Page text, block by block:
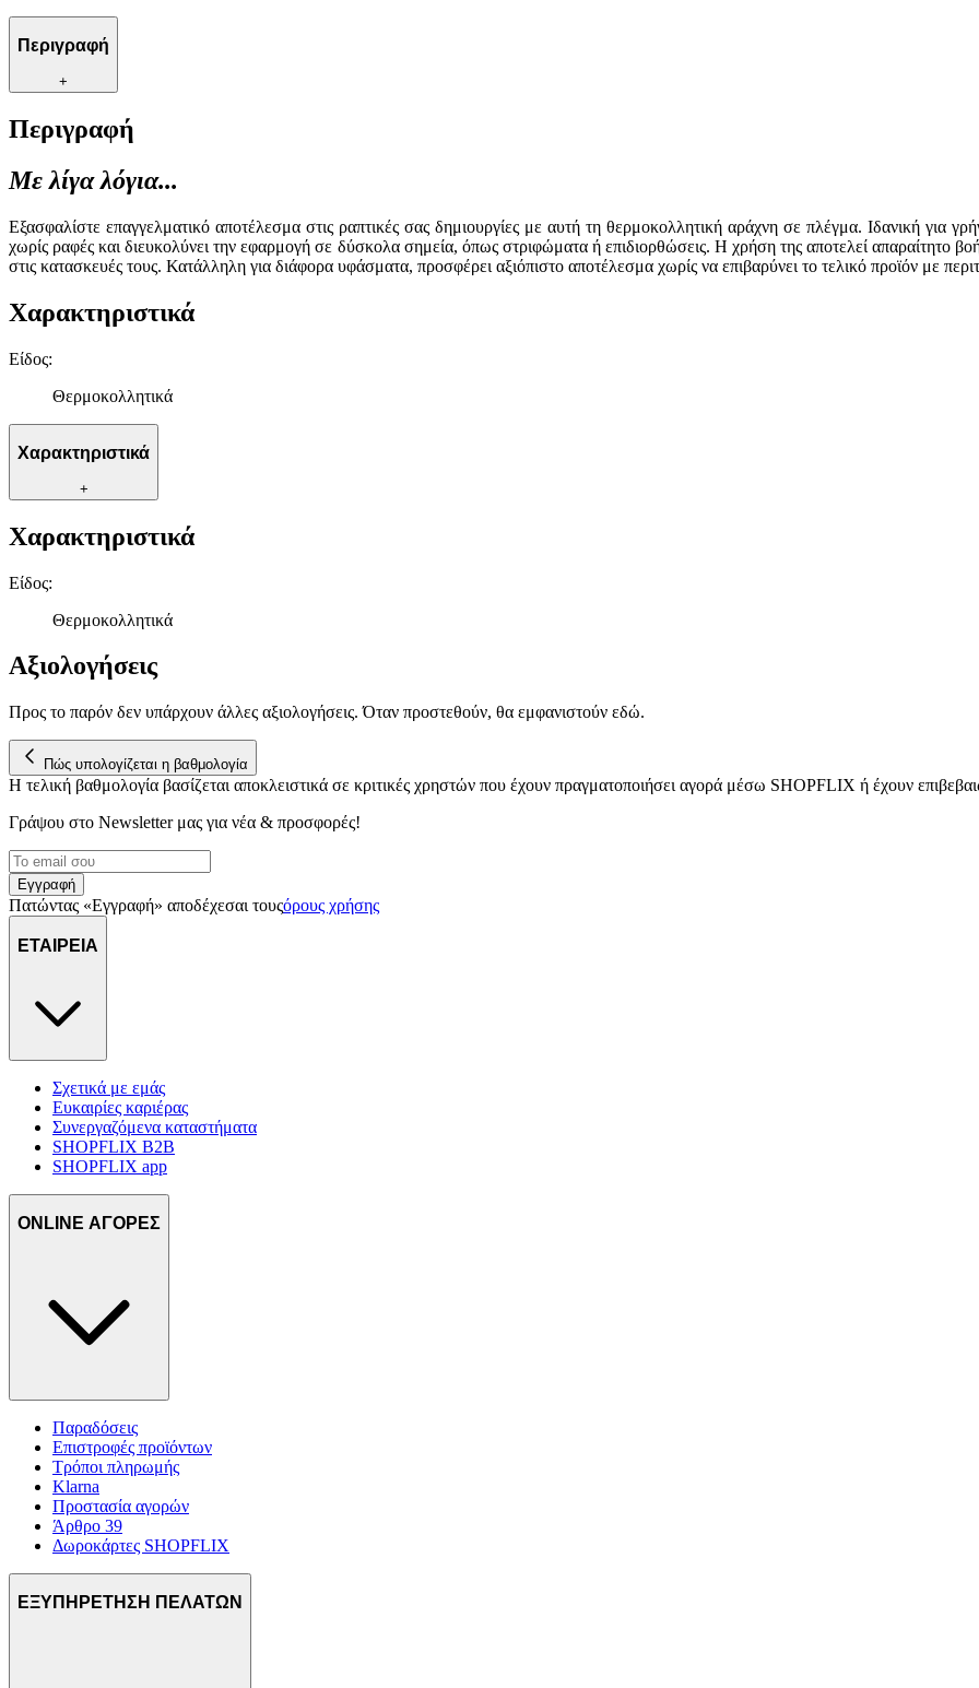
Περιγραφή
+
Περιγραφή
Με λίγα λόγια...
Εξασφαλίστε επαγγελματικό αποτέλεσμα στις ραπτικές σας δημιουργίες με αυτή τη θερμοκολλητική αράχνη σε πλέγμα. Ιδανική για
χωρίς ραφές και διευκολύνει την εφαρμογή σε δύσκολα σημεία, όπως στριφώματα ή επιδιορθώσεις. Η χρήση της αποτελεί απαραίτητο
στις κατασκευές τους. Κατάλληλη για διάφορα υφάσματα, προσφέρει αξιόπιστο αποτέλεσμα χωρίς να επιβαρύνει το τελικό προϊόν με
Χαρακτηριστικά
Είδος:
Θερμοκολλητικά
Χαρακτηριστικά
+
Χαρακτηριστικά
Είδος:
Θερμοκολλητικά
Αξιολογήσεις
Προς το παρόν δεν υπάρχουν άλλες αξιολογήσεις. Όταν προστεθούν, θα εμφανιστούν εδώ.
Πώς υπολογίζεται η βαθμολογία
Η τελική βαθμολογία βασίζεται αποκλειστικά σε κριτικές χρηστών που έχουν πραγματοποιήσει αγορά μέσω SHOPFLIX ή έχουν
Γράψου στο Νewsletter μας για νέα & προσφορές!
Εγγραφή
Πατώντας «Εγγραφή» αποδέχεσαι τουςόρους χρήσης
ΕΤΑΙΡΕΙΑ
Σχετικά με εμάς
Ευκαιρίες καριέρας
Συνεργαζόμενα καταστήματα
SHOPFLIX B2B
SHOPFLIX app
ONLINE ΑΓΟΡΕΣ
Παραδόσεις
Επιστροφές προϊόντων
Τρόποι πληρωμής
Klarna
Προστασία αγορών
Άρθρο 39
Δωροκάρτες SHOPFLIX
ΕΞΥΠΗΡΕΤΗΣΗ ΠΕΛΑΤΩΝ